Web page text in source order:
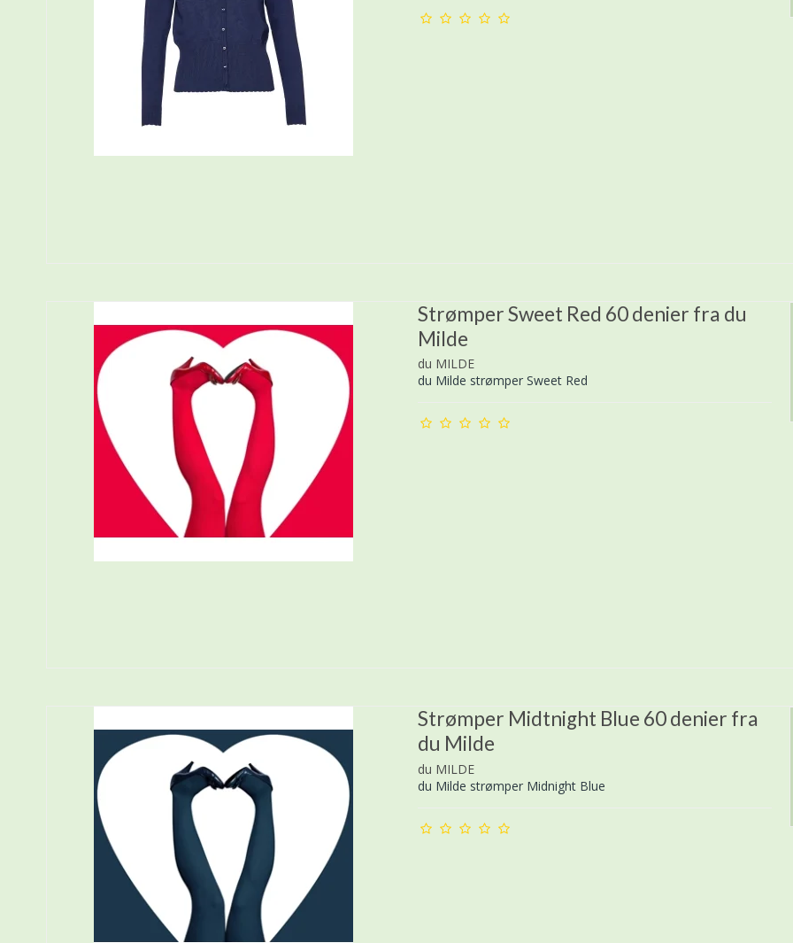
Strømper Sweet Red 60 denier fra du
Milde
du MILDE
du Milde strømper Sweet Red
Strømper Midtnight Blue 60 denier fra
du Milde
du MILDE
du Milde strømper Midnight Blue